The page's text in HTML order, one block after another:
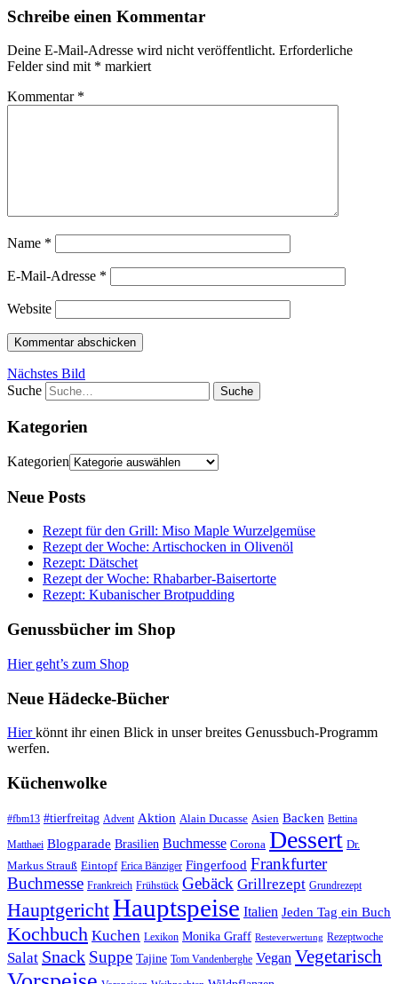
Schreibe einen Kommentar
Deine E-Mail-Adresse wird nicht veröffentlicht. Erforderliche
Felder sind mit * markiert
Kommentar *
Name *
E-Mail-Adresse *
Website
Nächstes Bild
Suche
Kategorien
Kategorien
Neue Posts
Rezept für den Grill: Miso Maple Wurzelgemüse
Rezept der Woche: Artischocken in Olivenöl
Rezept: Dätschet
Rezept der Woche: Rhabarber-Baisertorte
Rezept: Kubanischer Brotpudding
Genussbücher im Shop
Hier geht’s zum Shop
Neue Hädecke-Bücher
Hierkönnt ihr einen Blick in unser breites Genussbuch-Programm
werfen.
Küchenwolke
#fbm13 #tierfreitag Advent Aktion Alain Ducasse Asien Backen Bettina
Matthaei Blogparade Brasilien Buchmesse Corona Dessert Dr.
Markus Strauß Eintopf Erica Bänziger Fingerfood Frankfurter
Buchmesse Frankreich Frühstück Gebäck Grillrezept Grundrezept
HauptgerichtHauptspeise Italien Jeden Tag ein Buch
Kochbuch Kuchen Lexikon Monika Graff Resteverwertung Rezeptwoche
Salat Snack Suppe Tajine Tom Vandenberghe Vegan Vegetarisch